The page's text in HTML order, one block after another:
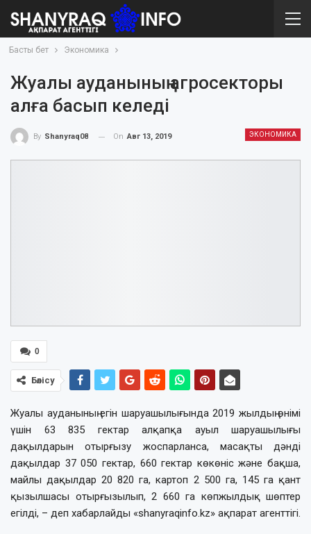
Басты бет Экономика
Жуалы ауданының агросекторы
алға басып келеді
ЭКОНОМИКА
By Shanyraq08 On Авг 13, 2019
0
Бөлісу
Жуалы ауданының егін шаруашылығында 2019 жылдың өнімі
үшін 63 835 гектар алқапқа ауыл шаруашылығы
дақылдарын отырғызу жоспарланса, масақты дәнді
дақылдар 37 050 гектар, 660 гектар көкөніс және бақша,
майлы дақылдар 20 820 га, картоп 2 500 га, 145 га қант
қызылшасы отырғызылып, 2 660 га көпжылдық шөптер
егілді, – деп хабарлайды «shanyraqinfo.kz» ақпарат агенттігі.